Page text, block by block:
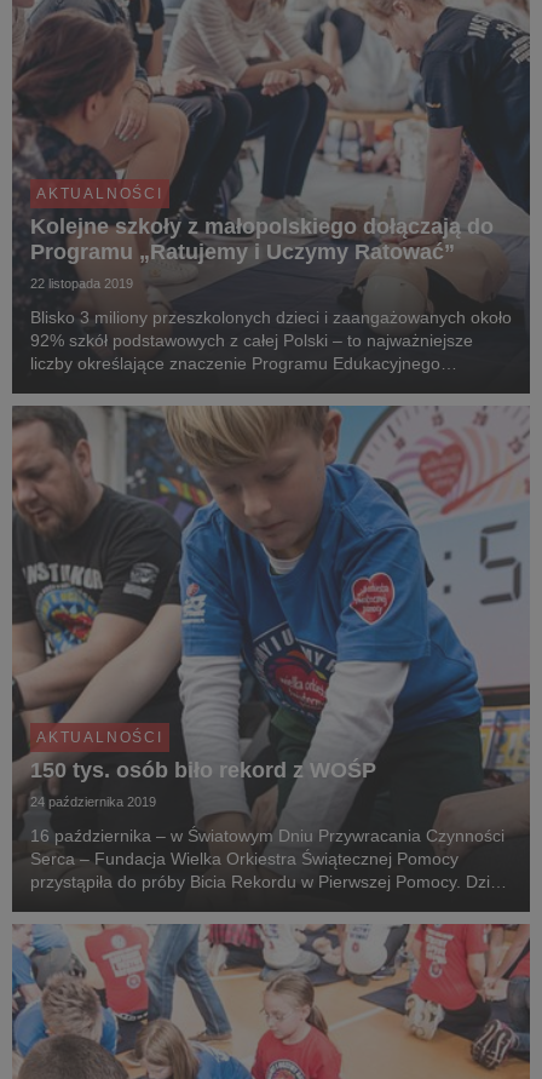
AKTUALNOŚCI
Kolejne szkoły z małopolskiego dołączają do
Programu „Ratujemy i Uczymy Ratować”
22 listopada 2019
Blisko 3 miliony przeszkolonych dzieci i zaangażowanych około
92% szkół podstawowych z całej Polski – to najważniejsze
liczby określające znaczenie Programu Edukacyjnego
zapoczątkowała Fundacja WOŚP. Tylko w ciągu ostatnich ...
AKTUALNOŚCI
150 tys. osób biło rekord z WOŚP
24 października 2019
16 października – w Światowym Dniu Przywracania Czynności
Serca – Fundacja Wielka Orkiestra Świątecznej Pomocy
przystąpiła do próby Bicia Rekordu w Pierwszej Pomocy. Dziś
ostateczny wynik - w wydarzeniu uczestniczyło pon...